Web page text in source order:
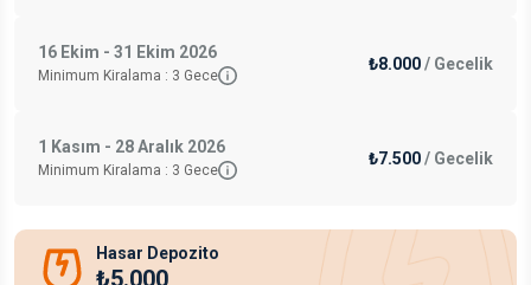
16 Ekim - 31 Ekim 2026
Minimum Kiralama : 3 Gece
₺8.000/ Gecelik
1 Kasım - 28 Aralık 2026
Minimum Kiralama : 3 Gece
₺7.500/ Gecelik
Hasar Depozito
₺5.000